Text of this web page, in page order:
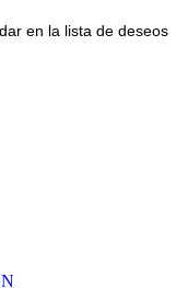
su vehiculo
en la lista de deseos
en la lista de deseos
en la lista de deseos
en la lista de deseos
en la lista de deseos